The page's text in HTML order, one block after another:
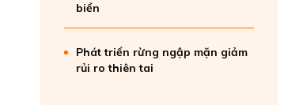
biển
Phát triển rừng ngập mặn giảm
rủi ro thiên tai